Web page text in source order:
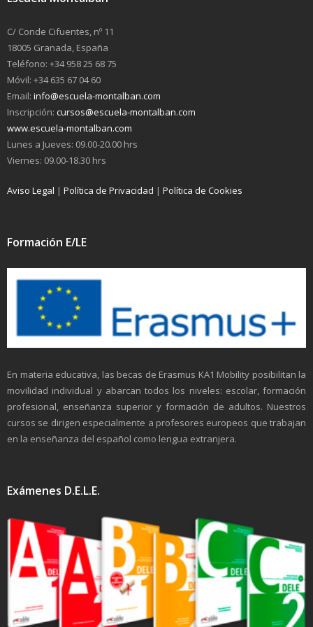
C/ Conde Cifuentes, nº 11
18005 Granada, España
Teléfono: +34 958 25 68 75
Móvil: +34 635 67 04 60
Email: info@escuela-montalban.com
Inscripción: cursos@escuela-montalban.com
www.escuela-montalban.com
Lunes a Jueves: 09.00-20.00 hrs
Viernes: 09.00-18.30 hrs
Aviso Legal | Política de Privacidad | Política de Cookies
Formación E/LE
En materia educativa, las becas de Erasmus KA1 Mobility posibilitan la
movilidad individual y abarcan todos los niveles: escolar, formación
profesional, enseñanza superior y formación de adultos. Nuestros
cursos se dirigen especialmente a profesores europeos que trabajan
en la enseñanza del español como lengua extranjera.
Exámenes D.E.L.E.